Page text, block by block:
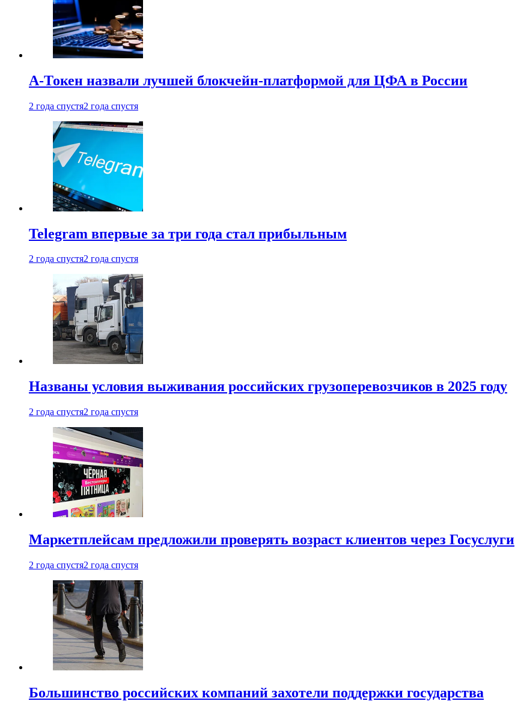
А-Токен назвали лучшей блокчейн-платформой для ЦФА в России
2 года спустя2 года спустя
Telegram впервые за три года стал прибыльным
2 года спустя2 года спустя
Названы условия выживания российских грузоперевозчиков в 2025 году
2 года спустя2 года спустя
Маркетплейсам предложили проверять возраст клиентов через Госуслуги
2 года спустя2 года спустя
Большинство российских компаний захотели поддержки государства